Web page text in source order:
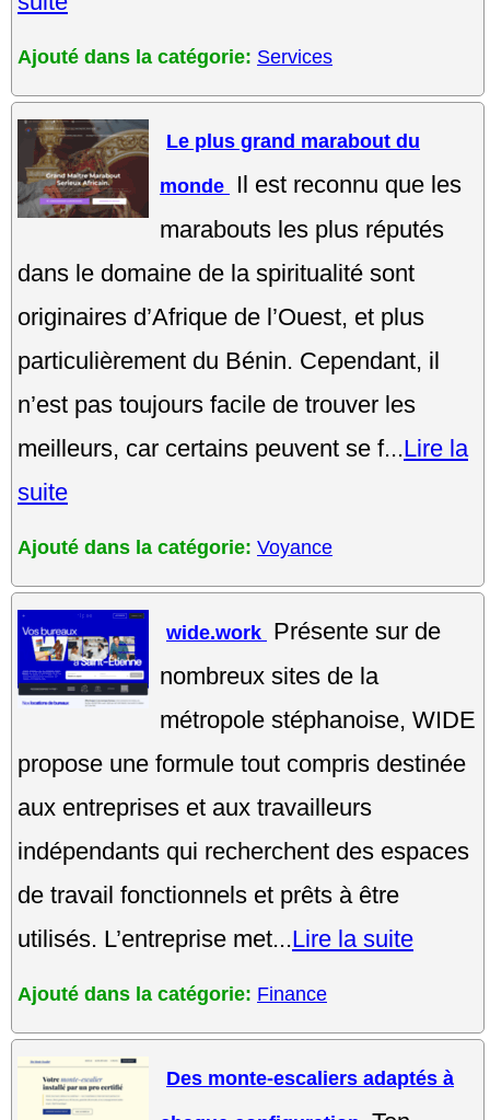
Ajouté dans la catégorie: Services
Le plus grand marabout du
monde
Il est reconnu que les
marabouts les plus réputés
dans le domaine de la spiritualité sont
originaires d’Afrique de l’Ouest, et plus
particulièrement du Bénin. Cependant, il
n’est pas toujours facile de trouver les
meilleurs, car certains peuvent se f...Lire la
suite
Ajouté dans la catégorie: Voyance
wide.work Présente sur de
nombreux sites de la
métropole stéphanoise, WIDE
propose une formule tout compris destinée
aux entreprises et aux travailleurs
indépendants qui recherchent des espaces
de travail fonctionnels et prêts à être
utilisés. L’entreprise met...Lire la suite
Ajouté dans la catégorie: Finance
Des monte-escaliers adaptés à